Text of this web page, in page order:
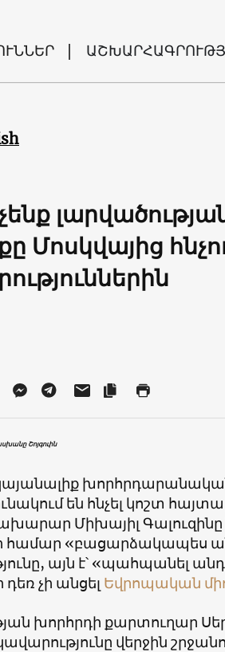
Մոսկվայից
Շոյգուին
են հնչել կոշտ
Միխայիլ Գալուզինը
համար «բացարձակապես
այն է՝ «պահպանել
չի անցել Եվրոպական
խորհրդի քարտուղար
վերջին